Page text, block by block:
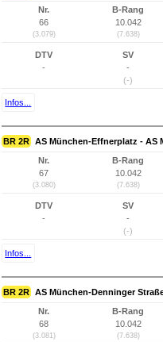
Nr.
66
(3.079)
B-Rang
10.042
(7.638)
DTV
-
SV
-
(-)
Infos...
BR 2R AS München-Effnerplatz - AS
Nr.
67
(3.080)
B-Rang
10.042
(7.638)
DTV
-
SV
-
(-)
Infos...
BR 2R AS München-Denninger
Nr.
68
(3.081)
B-Rang
10.042
(7.638)